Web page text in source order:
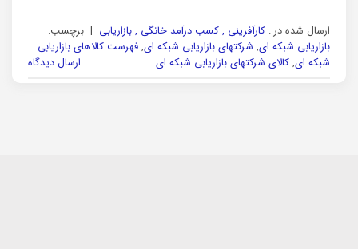
ارسال شده در : کارآفرینی , کسب درآمد خانگی , بازاریابی | برچسب:
بازاریابی شبکه ای, شرکتهای بازاریابی شبکه ای, فهرست کالاهای بازاریابی
شبکه ای, کالای شرکتهای بازاریابی شبکه ای ارسال دیدگاه